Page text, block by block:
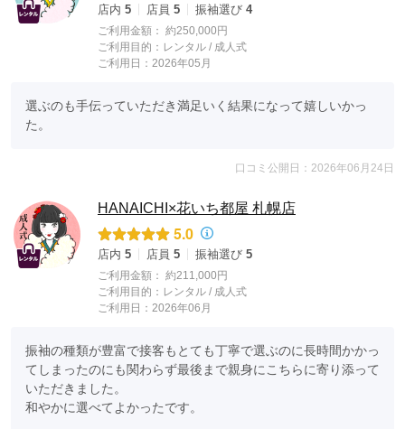
店内 5 店員 5 振袖選び 4
ご利用金額： 約250,000円
ご利用目的： レンタル / 成人式
ご利用日：2026年05月
選ぶのも手伝っていただき満足いく結果になって嬉しいかっ
た。
口コミ公開日：2026年06月24日
HANAICHI×花いち都屋 札幌店
5.0
店内 5 店員 5 振袖選び 5
ご利用金額： 約211,000円
ご利用目的： レンタル / 成人式
ご利用日：2026年06月
振袖の種類が豊富で接客もとても丁寧で選ぶのに長時間かかっ
てしまったのにも関わらず最後まで親身にこちらに寄り添って
いただきました。
和やかに選べてよかったです。